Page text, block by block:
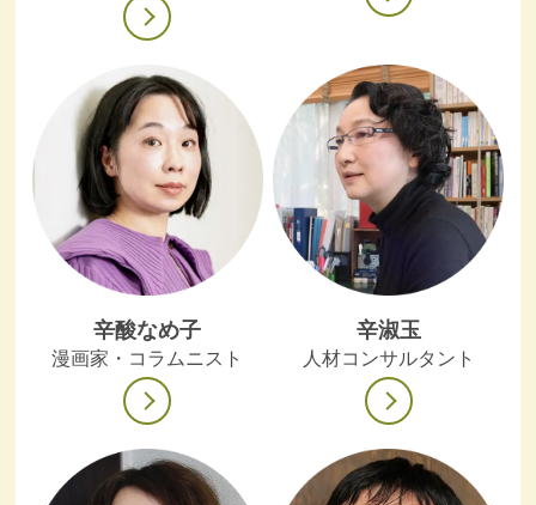
辛酸なめ子
漫画家・コラムニスト
辛淑玉
人材コンサルタント